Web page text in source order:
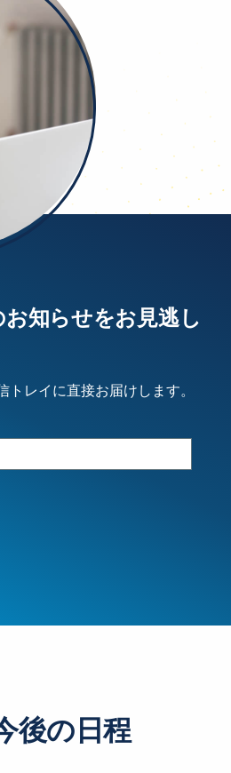
知らせをお見逃し
トレイに直接お届けします。
後の日程